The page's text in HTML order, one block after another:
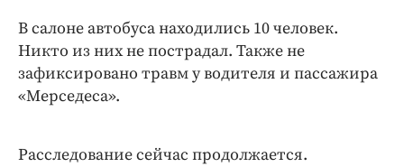
В салоне автобуса находились 10 человек.
Никто из них не пострадал. Также не
зафиксировано травм у водителя и пассажира
«Мерседеса».
Расследование сейчас продолжается.